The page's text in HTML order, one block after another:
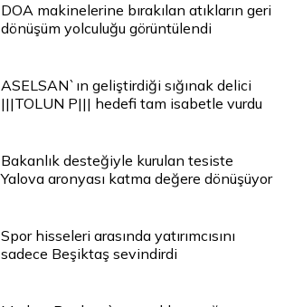
DOA makinelerine bırakılan atıkların geri
dönüşüm yolculuğu görüntülendi
ASELSAN`ın geliştirdiği sığınak delici
|||TOLUN P||| hedefi tam isabetle vurdu
Bakanlık desteğiyle kurulan tesiste
Yalova aronyası katma değere dönüşüyor
Spor hisseleri arasında yatırımcısını
sadece Beşiktaş sevindirdi